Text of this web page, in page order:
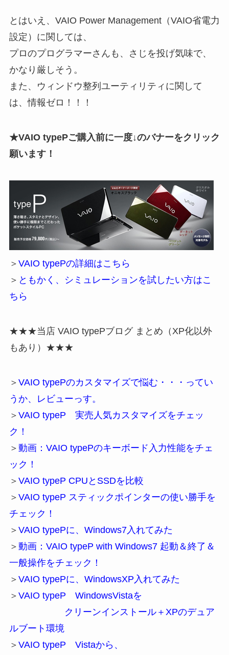
とはいえ、VAIO Power Management（VAIO省電力
設定）に関しては、
プロのプログラマーさんも、さじを投げ気味で、
かなり厳しそう。
また、ウィンドウ整列ユーティリティに関して
は、情報ゼロ！！！
★VAIO typePご購入前に一度↓のバナーをクリック
願います！
＞ VAIO typePの詳細はこちら
＞ ともかく、シミュレーションを試したい方はこ
ちら
★★★当店 VAIO typePブログ まとめ（XP化以外
もあり）★★★
＞ VAIO typePのカスタマイズで悩む・・・ってい
うか、レビューっす。
＞ VAIO typeP 実売人気カスタマイズをチェッ
ク！
＞ 動画：VAIO typePのキーボード入力性能をチェ
ック！
＞ VAIO typeP CPUとSSDを比較
＞ VAIO typeP スティックポインターの使い勝手を
チェック！
＞ VAIO typePに、Windows7入れてみた
＞ 動画：VAIO typeP with Windows7 起動＆終了＆
一般操作をチェック！
＞ VAIO typePに、WindowsXP入れてみた
＞ VAIO typeP WindowsVistaを
クリーンインストール＋XPのデュア
ルブート環境
＞ VAIO typeP Vistaから、